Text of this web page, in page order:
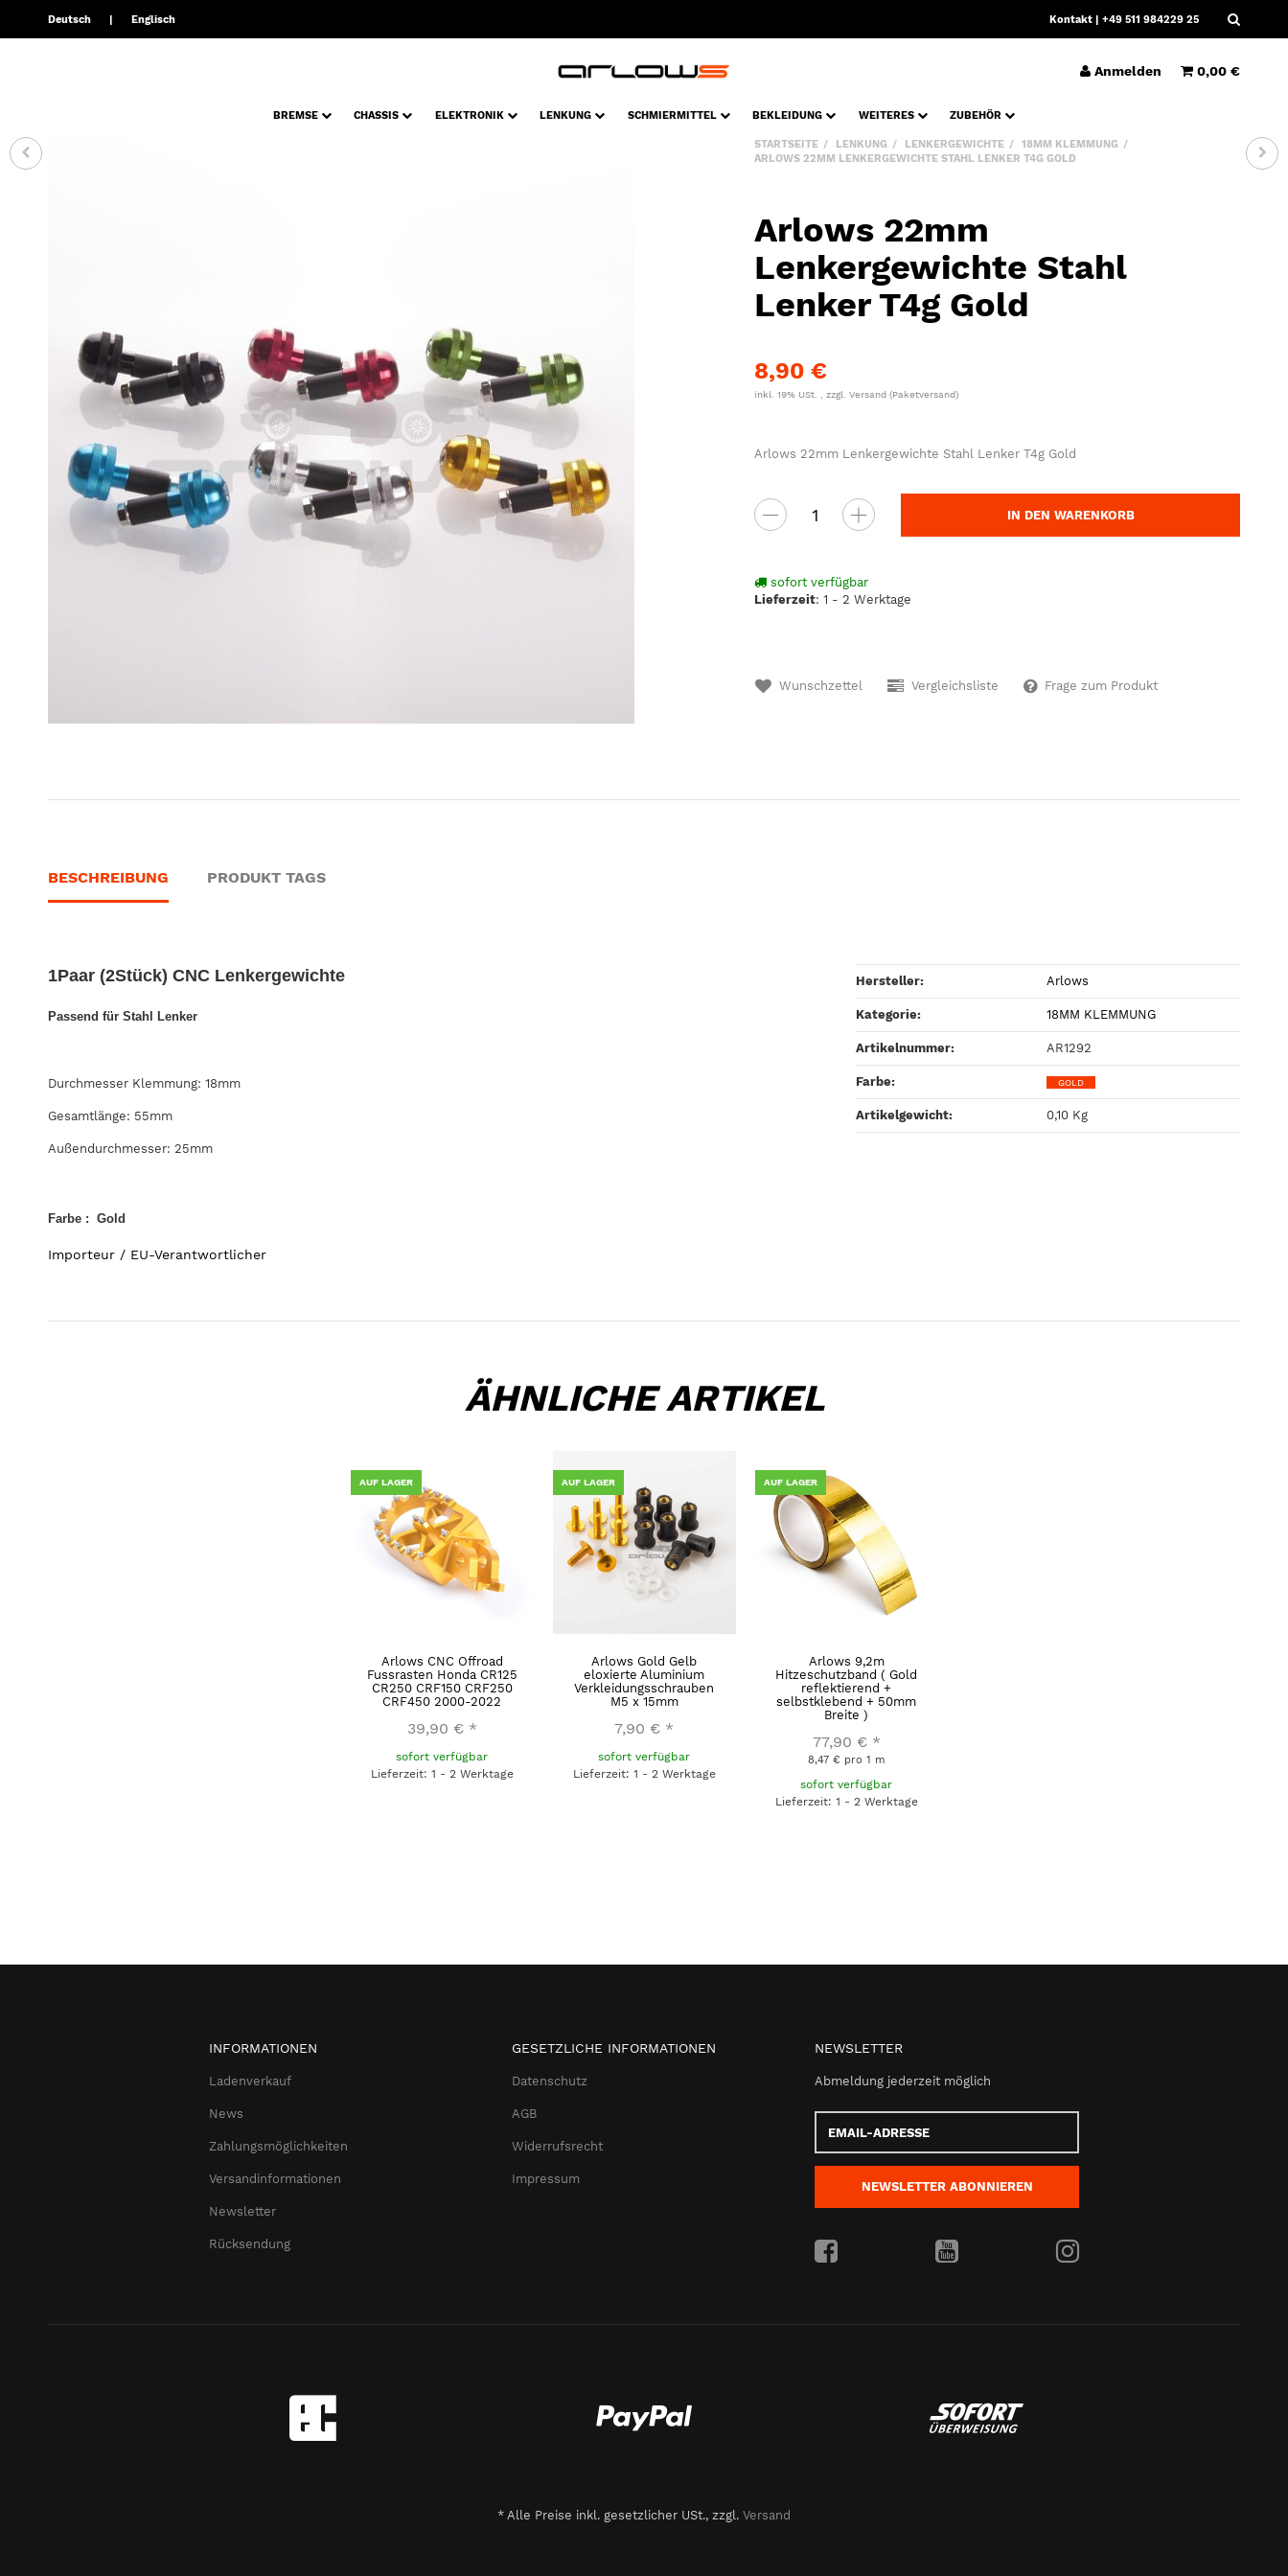
Deutsch Englisch Kontakt | +49 511 984229 25
Anmelden 0,00 €
BREMSE CHASSIS ELEKTRONIK LENKUNG SCHMIERMITTEL BEKLEIDUNG WEITERES ZUBEHÖR
STARTSEITE LENKUNG LENKERGEWICHTE
18MM KLEMMUNG
ARLOWS 22MM LENKERGEWICHTE STAHL LENKER T4G GOLD
Arlows 22mm
Lenkergewichte Stahl
Lenker T4g Gold
8,90 €
inkl. 19% USt. , zzgl.Versand(Paketversand)
Arlows 22mm Lenkergewichte Stahl Lenker T4g Gold
IN DEN WARENKORB
sofort verfügbar
Lieferzeit:1 - 2 Werktage
Wunschzettel Vergleichsliste Frage zum Produkt
BESCHREIBUNG PRODUKT TAGS
1Paar (2Stück) CNC Lenkergewichte
Passend für Stahl Lenker
Durchmesser Klemmung: 18mm
Gesamtlänge: 55mm
Außendurchmesser: 25mm
Farbe : Gold
Hersteller: Arlows
Kategorie: 18MM KLEMMUNG
Artikelnummer: AR1292
Farbe‍: GOLD
Artikelgewicht‍: 0,10 Kg
Importeur / EU-Verantwortlicher
ÄHNLICHE ARTIKEL
AUF LAGER
Arlows CNC Offroad
Fussrasten Honda CR125
CR250 CRF150 CRF250
CRF450 2000-2022
39,90 € *
sofort verfügbar
Lieferzeit: 1 - 2 Werktage
AUF LAGER
Arlows Gold Gelb
eloxierte Aluminium
Verkleidungsschrauben
M5 x 15mm
7,90 € *
sofort verfügbar
Lieferzeit: 1 - 2 Werktage
AUF LAGER
Arlows 9,2m
Hitzeschutzband ( Gold
reflektierend +
selbstklebend + 50mm
Breite )
77,90 € *
8,47 € pro 1 m
sofort verfügbar
Lieferzeit: 1 - 2 Werktage
INFORMATIONEN
Ladenverkauf
News
Zahlungsmöglichkeiten
Versandinformationen
Newsletter
Rücksendung
GESETZLICHE INFORMATIONEN
Datenschutz
AGB
Widerrufsrecht
Impressum
NEWSLETTER
Abmeldung jederzeit möglich
Adresse
NEWSLETTER ABONNIEREN
* Alle Preise inkl. gesetzlicher USt., zzgl. Versand